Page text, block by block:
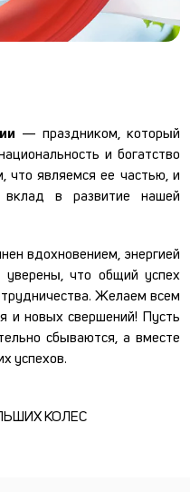
— праздником, который
и богатство
являемся ее частью, и
в развитие нашей
вдохновением, энергией
что общий успех
Желаем всем
и новых свершений! Пусть
сбываются, а вместе
успехов.
КОЛЕС